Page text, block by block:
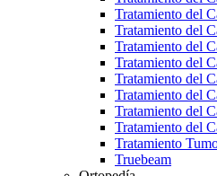
Tratamiento del
Tratamiento del
Tratamiento del
Tratamiento del
Tratamiento del
Tratamiento del
Tratamiento del
Tratamiento del
Tratamiento
Truebeam